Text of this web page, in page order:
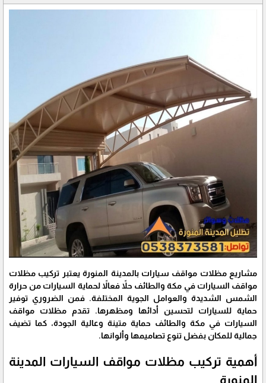
مشاريع مظلات مواقف سيارات بالمدينة المنورة يعتبر تركيب مظلات
مواقف السيارات في مكة والطائف حلاً فعالاً لحماية السيارات من حرارة
الشمس الشديدة والعوامل الجوية المختلفة. فمن الضروري توفير
حماية للسيارات لتحسين أدائها ومظهرها. تقدم مظلات مواقف
السيارات في مكة والطائف حماية متينة وعالية الجودة، كما تضيف
جمالية للمكان بفضل تنوع تصاميمها وألوانها.
أهمية تركيب مظلات مواقف السيارات المدينة
المنورة